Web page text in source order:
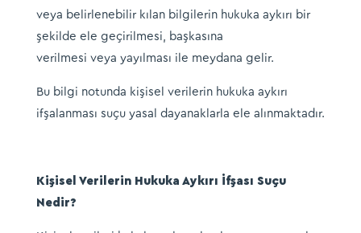
veya belirlenebilir kılan bilgilerin hukuka aykırı bir
şekilde ele geçirilmesi, başkasına
verilmesi veya yayılması ile meydana gelir.
Bu bilgi notunda kişisel verilerin hukuka aykırı
ifşalanması suçu yasal dayanaklarla ele alınmaktadır.
Kişisel Verilerin Hukuka Aykırı İfşası Suçu
Nedir?